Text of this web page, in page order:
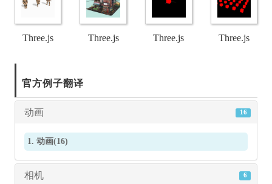
骨骼动画
与变形目
示 - 骨骼动
画与逆向
骨骼动画
混合示例
附加动画
混合与骨
Three.js
蒙皮网格
演示
Three.js Three.js Three.js
演示
官方例子翻译
动画 16
1. 动画(16)
相机 6